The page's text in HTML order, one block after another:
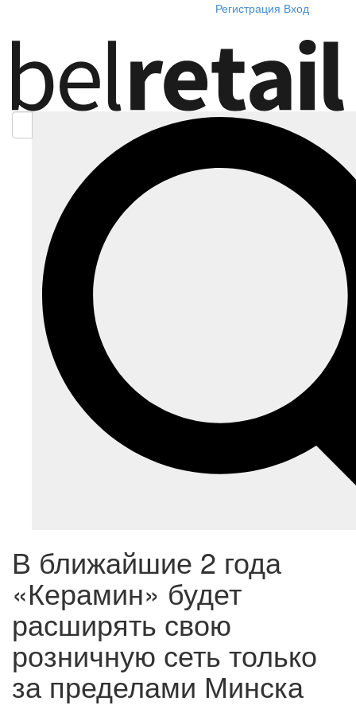
Регистрация Вход
В ближайшие 2 года
«Керамин» будет
расширять свою
розничную сеть только
за пределами Минска